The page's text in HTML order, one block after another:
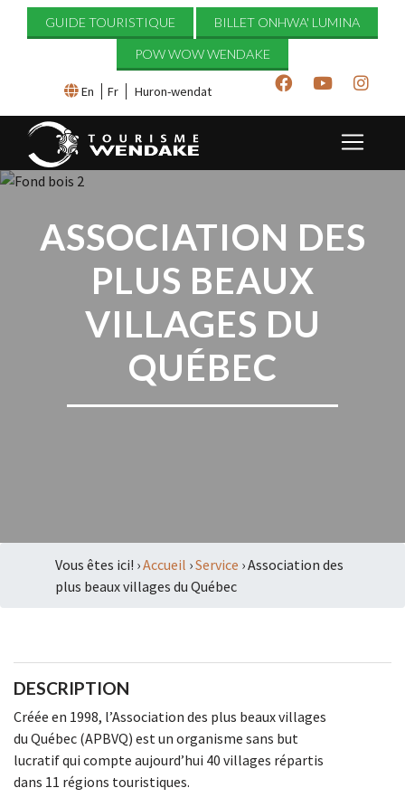
GUIDE TOURISTIQUE BILLET ONHWA' LUMINA
POW WOW WENDAKE
En Fr Huron-wendat
ASSOCIATION DES
PLUS BEAUX
VILLAGES DU
QUÉBEC
Vous êtes ici! ›Accueil ›Service ›Association des
plus beaux villages du Québec
DESCRIPTION
Créée en 1998, l’Association des plus beaux villages
du Québec (APBVQ) est un organisme sans but
lucratif qui compte aujourd’hui 40 villages répartis
dans 11 régions touristiques.
Nécessaire
et
statistiques
Certains
cookies ne sont
pas facultatifs.
Ils sont